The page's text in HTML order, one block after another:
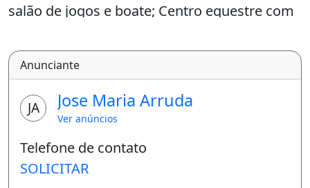
salão de jogos e boate; Centro equestre com
e contemplação; Área verde e de lazer com
mais de 100.000 m². SEGURANÇA e
controle de acesso 24hs; Segurança e muro
perimetral; Mais de 4.900 m² destinadas a
Anunciante
JA Jose Maria Arruda
Ver anúncios
Telefone de contato
SOLICITAR